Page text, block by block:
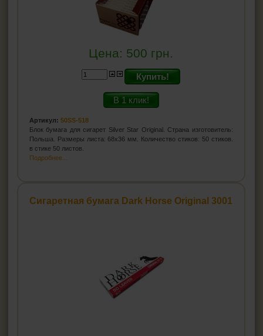
Цена: 500 грн.
Купить!
В 1 клик!
Артикул: 50SS-518
Блок бумага для сигарет Silver Star Original. Страна изготовитель:
Польша. Размеры листа: 68х36 мм. Количество стиков: 50 стиков.
в стике 50 листов.
Подробнее...
Сигаретная бумага Dark Horse Original 3001